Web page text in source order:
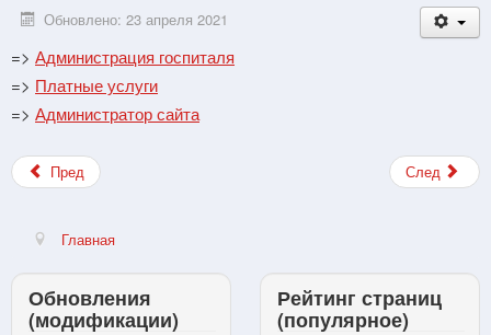
Обновлено: 23 апреля 2021
=> Администрация госпиталя
=> Платные услуги
=> Администратор сайта
Пред След
Главная
Обновления
(модификации)
Рейтинг страниц
(популярное)